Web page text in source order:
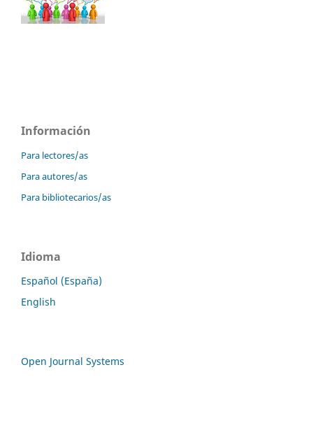
Información
Para lectores/as
Para autores/as
Para bibliotecarios/as
Idioma
Español (España)
English
Open Journal Systems